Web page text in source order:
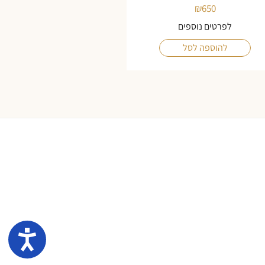
₪650
לפרטים נוספים
להוספה לסל